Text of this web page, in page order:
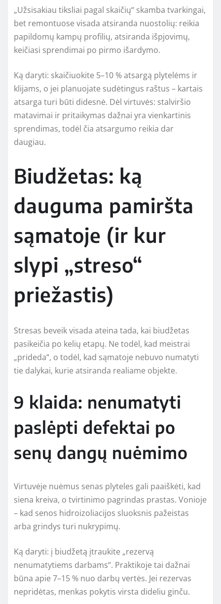
„Užsisakiau tiksliai pagal skaičių“ skamba tvarkingai,
bet remontuose visada atsiranda nuostolių: reikia
papildomų kampų profilių, atsiranda išpjovimų,
keičiasi sprendimai po pirmo išardymo.
Ką daryti: skaičiuokite 5–10 % atsargą plytelėms ir
klijams, o jei planuojate sudėtingus raštus – kartais
atsarga turi būti didesnė. Dėl virtuvės: stalviršio
matavimai ir pritaikymas dažnai yra vienkartinis
sprendimas, todėl čia atsargumo reikia dar
daugiau.
Biudžetas: ką
dauguma pamiršta
sąmatoje (ir kur
slypi „streso“
priežastis)
Stresas beveik visada ateina tada, kai biudžetas
pasikeičia po kelių etapų. Ne todėl, kad meistrai
„prideda“, o todėl, kad sąmatoje nebuvo numatyti
tie dalykai, kurie atsiranda realiame objekte.
9 klaida: nenumatyti
paslėpti defektai po
senų dangų nuėmimo
Virtuvėje nuėmus senas plyteles gali paaiškėti, kad
siena kreiva, o tvirtinimo pagrindas prastas. Vonioje
– kad senos hidroizoliacijos sluoksnis pažeistas
arba grindys turi nukrypimų.
Ką daryti: į biudžetą įtraukite „rezervą
nenumatytiems darbams“. Praktikoje tai dažnai
būna apie 7–15 % nuo darbų vertės. Jei rezervas
nepridėtas, menkas pokytis virsta dideliu ginču.